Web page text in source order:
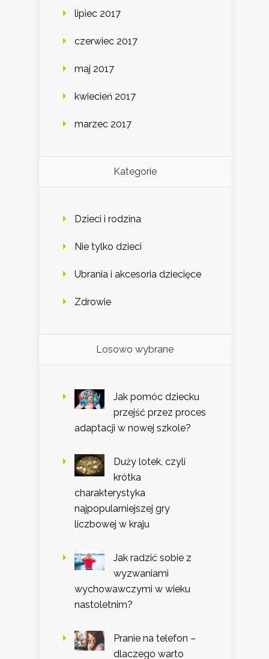
lipiec 2017
czerwiec 2017
maj 2017
kwiecień 2017
marzec 2017
Kategorie
Dzieci i rodzina
Nie tylko dzieci
Ubrania i akcesoria dziecięce
Zdrowie
Losowo wybrane
Jak pomóc dziecku
przejść przez proces
adaptacji w nowej szkole?
Duży lotek, czyli
krótka
charakterystyka
najpopularniejszej gry
liczbowej w kraju
Jak radzić sobie z
wyzwaniami
wychowawczymi w wieku
nastoletnim?
Pranie na telefon –
dlaczego warto